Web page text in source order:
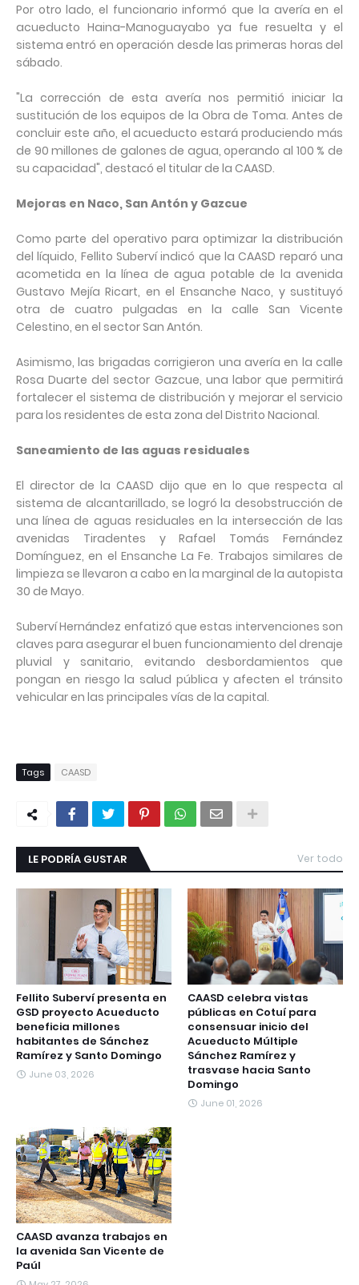
Por otro lado, el funcionario informó que la avería en el
acueducto Haina-Manoguayabo ya fue resuelta y el
sistema entró en operación desde las primeras horas del
sábado.
"La corrección de esta avería nos permitió iniciar la
sustitución de los equipos de la Obra de Toma. Antes de
concluir este año, el acueducto estará produciendo más
de 90 millones de galones de agua, operando al 100 % de
su capacidad", destacó el titular de la CAASD.
Mejoras en Naco, San Antón y Gazcue
Como parte del operativo para optimizar la distribución
del líquido, Fellito Suberví indicó que la CAASD reparó una
acometida en la línea de agua potable de la avenida
Gustavo Mejía Ricart, en el Ensanche Naco, y sustituyó
otra de cuatro pulgadas en la calle San Vicente
Celestino, en el sector San Antón.
Asimismo, las brigadas corrigieron una avería en la calle
Rosa Duarte del sector Gazcue, una labor que permitirá
fortalecer el sistema de distribución y mejorar el servicio
para los residentes de esta zona del Distrito Nacional.
Saneamiento de las aguas residuales
El director de la CAASD dijo que en lo que respecta al
sistema de alcantarillado, se logró la desobstrucción de
una línea de aguas residuales en la intersección de las
avenidas Tiradentes y Rafael Tomás Fernández
Domínguez, en el Ensanche La Fe. Trabajos similares de
limpieza se llevaron a cabo en la marginal de la autopista
30 de Mayo.
Suberví Hernández enfatizó que estas intervenciones son
claves para asegurar el buen funcionamiento del drenaje
pluvial y sanitario, evitando desbordamientos que
pongan en riesgo la salud pública y afecten el tránsito
vehicular en las principales vías de la capital.
Tags CAASD
LE PODRÍA GUSTAR Ver todo
Fellito Suberví presenta en
GSD proyecto Acueducto
beneficia millones
habitantes de Sánchez
Ramírez y Santo Domingo
June 03, 2026
CAASD celebra vistas
públicas en Cotuí para
consensuar inicio del
Acueducto Múltiple
Sánchez Ramírez y
trasvase hacia Santo
Domingo
June 01, 2026
CAASD avanza trabajos en
la avenida San Vicente de
Paúl